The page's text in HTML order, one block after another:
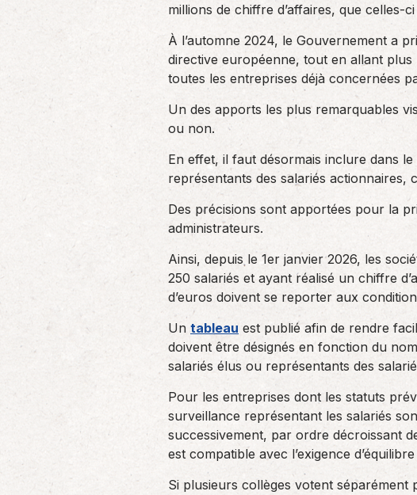
millions de chiffre d’affaires, que celles-
À l’automne 2024, le Gouvernement a
directive européenne, tout en allant plus
toutes les entreprises déjà concernées
Un des apports les plus remarquables
ou non.
En effet, il faut désormais inclure dans
représentants des salariés actionnaires,
Des précisions sont apportées pour la
administrateurs.
Ainsi, depuis le 1er janvier 2026, les
250 salariés et ayant réalisé un chiffre
d’euros doivent se reporter aux
Un tableau est publié afin de rendre
doivent être désignés en fonction du
salariés élus ou représentants des
Pour les entreprises dont les statuts
surveillance représentant les salariés
successivement, par ordre décroissant
est compatible avec l’exigence
Si plusieurs collèges votent séparément